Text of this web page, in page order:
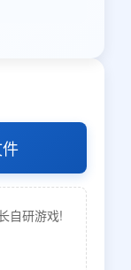
自研游戏!